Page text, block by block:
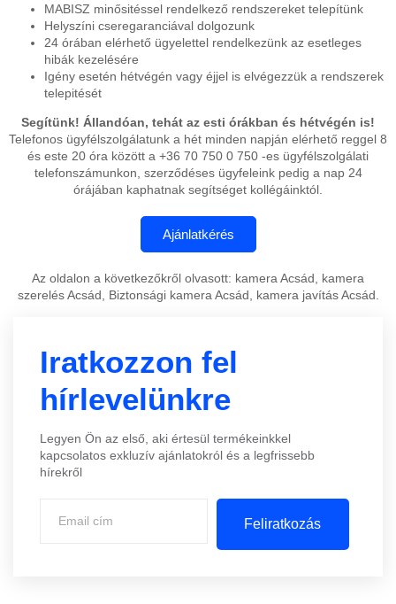
MABISZ minősitéssel rendelkező rendszereket telepítünk
Helyszíni cseregaranciával dolgozunk
24 órában elérhető ügyelettel rendelkezünk az esetleges
hibák kezelésére
Igény esetén hétvégén vagy éjjel is elvégezzük a rendszerek
telepitését
Segítünk! Állandóan, tehát az esti órákban és hétvégén is!
Telefonos ügyfélszolgálatunk a hét minden napján elérhető reggel 8
és este 20 óra között a +36 70 750 0 750 -es ügyfélszolgálati
telefonszámunkon, szerződéses ügyfeleink pedig a nap 24
órájában kaphatnak segítséget kollégáinktól.
Az oldalon a következőkről olvasott: kamera Acsád, kamera
szerelés Acsád, Biztonsági kamera Acsád, kamera javítás Acsád.
Iratkozzon fel
hírlevelünkre
Legyen Ön az első, aki értesül termékeinkkel
kapcsolatos exkluzív ajánlatokról és a legfrissebb
hírekről
Feliratkozás